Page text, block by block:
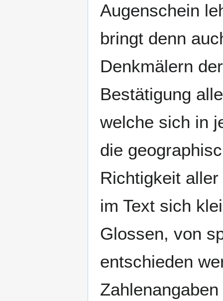
Augenschein
bringt denn
Denkmälern
Bestätigung
welche sich in
die
Richtigkeit
im Text sich
Glossen, von
entschieden